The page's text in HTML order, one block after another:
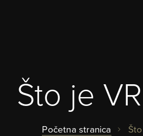
Što je
Početna stranica